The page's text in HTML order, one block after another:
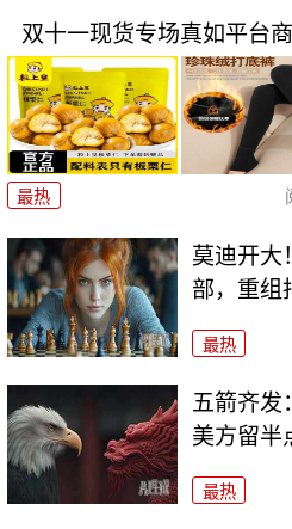
双十一现货专场真如平台
最热
莫迪开大
部，重组
最热
五箭齐发
美方留半
最热